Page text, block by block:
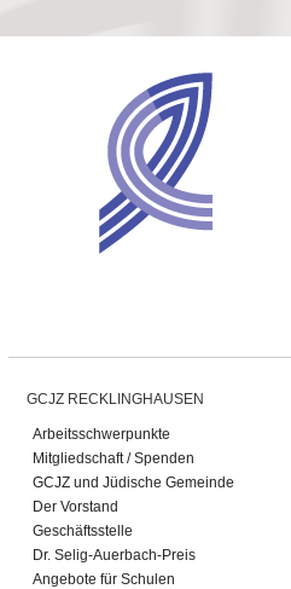
GCJZ RECKLINGHAUSEN
Arbeitsschwerpunkte
Mitgliedschaft / Spenden
GCJZ und Jüdische Gemeinde
Der Vorstand
Geschäftsstelle
Dr. Selig-Auerbach-Preis
Angebote für Schulen